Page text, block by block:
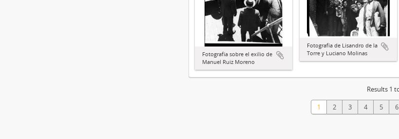
Fotografía sobre el exilio de
Manuel Ruiz Moreno
Fotografía de Lisandro de la
Torre y Luciano Molinas
Results 1
1 2 3 4 5 6